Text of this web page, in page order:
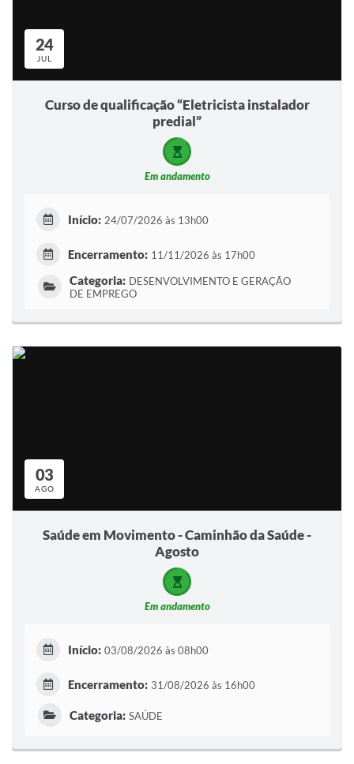
24
JUL
Curso de qualificação “Eletricista instalador
predial”
Em andamento
Início: 24/07/2026 às 13h00
Encerramento: 11/11/2026 às 17h00
Categoria: DESENVOLVIMENTO E GERAÇÃO
DE EMPREGO
03
AGO
Saúde em Movimento - Caminhão da Saúde -
Agosto
Em andamento
Início: 03/08/2026 às 08h00
Encerramento: 31/08/2026 às 16h00
Categoria: SAÚDE